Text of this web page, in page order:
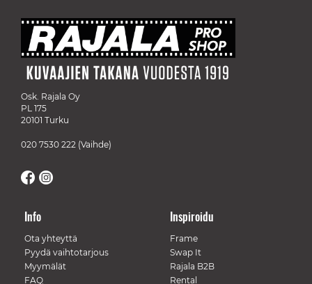
Osk. Rajala Oy
PL 175
20101 Turku
020 7530 222 (Vaihde)
Info
Ota yhteyttä
Pyydä vaihtotarjous
Myymälät
FAQ
Inspiroidu
Frame
Swap It
Rajala B2B
Rental